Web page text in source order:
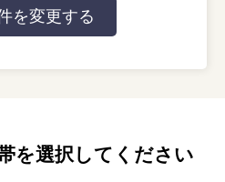
を選択してください